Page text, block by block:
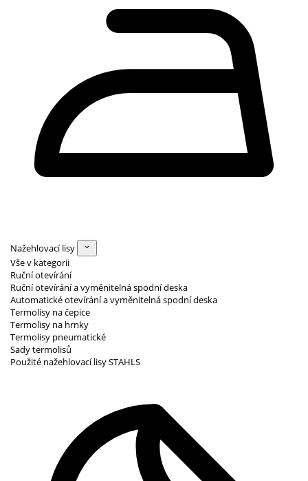
Nažehlovací lisy
Vše v kategorii
Ruční otevírání
Ruční otevírání a vyměnitelná spodní deska
Automatické otevírání a vyměnitelná spodní deska
Termolisy na čepice
Termolisy na hrnky
Termolisy pneumatické
Sady termolisů
Použité nažehlovací lisy STAHLS